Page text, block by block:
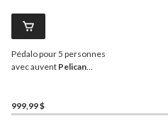
Pédalo pour 5 personnes
avec auvent Pelican
999,99 $